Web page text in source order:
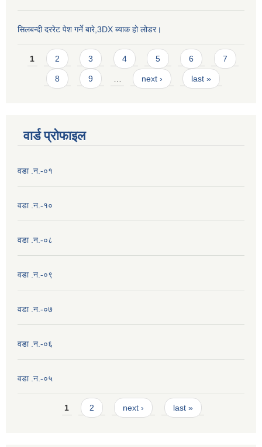
सिलबन्दी दररेट पेश गर्ने बारे,3DX ब्याक हो लोडर।
Pages
1 2 3 4 5 6 7
8 9 next › last »
वार्ड प्राेफाइल
वडा .न.-०१
वडा .न.-१०
वडा .न.-०८
वडा .न.-०९
वडा .न.-०७
वडा .न.-०६
वडा .न.-०५
Pages1 2 next › last »